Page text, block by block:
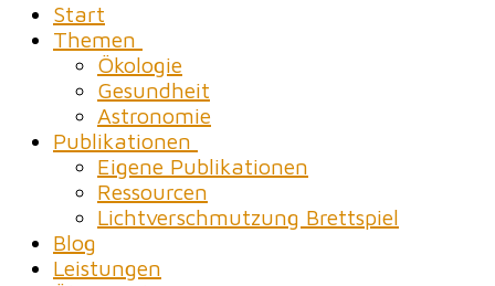
Start
Themen
Ökologie
Gesundheit
Astronomie
Publikationen
Eigene Publikationen
Ressourcen
Lichtverschmutzung Brettspiel
Blog
Leistungen